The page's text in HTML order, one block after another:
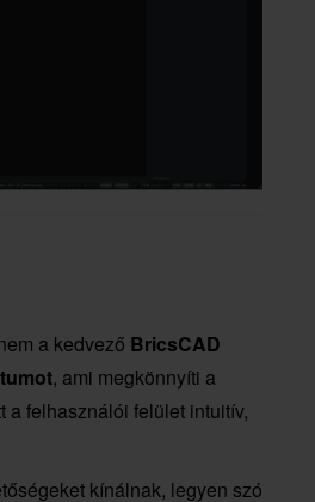
a kedvező BricsCAD
, ami megkönnyíti a
a felhasználói felület intuitív,
kínálnak, legyen szó